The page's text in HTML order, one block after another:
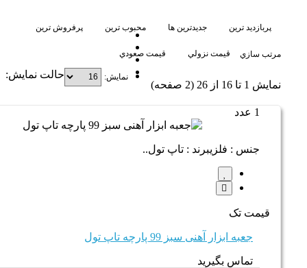
پربازديد ترين جديدترين ها محبوب ترين پرفروش ترين
قيمت نزولي قيمت صعودي مرتب سازي
حالت نمايش: نمايش:
1 عدد
جنس : فلزیبرند : تاپ تول..
قیمت تک
جعبه ابزار آهنی سبز 99 پارچه تاپ تول
تماس بگیرید
نمايش 1 تا 16 از 26 (2 صفحه)